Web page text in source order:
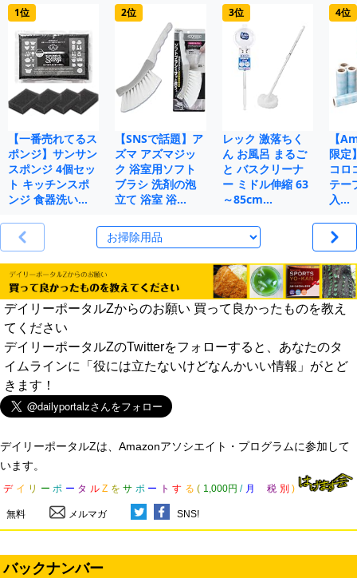
1位
【一番売れてるス
ポンジ】サンサン
スポンジ 4個セッ
ト キッチンスポ
ンジ 食器洗い…
2位
【SNSで話題】ア
ズマ アズマジッ
ク 浴室用ソフト
ブラシ 洗剤の泡
立て 浴室 浴…
3位
レック 激落ちく
ん お風呂 まるご
と バスクリーナ
ー ミドル伸縮 63
～85cm…
4位
【
限定
コロ
テー
入…
デイリーポータルZからのお願い 買って良かったものを教え
てください
デイリーポータルZのTwitterをフォローすると、あなたのタ
イムラインに「役には立たないけどなんかいい情報」がとど
きます！
デイリーポータルZは、Amazonアソシエイト・プログラムに参加して
います。
デ イ リ ー ポ ー タ ル Z を サ ポ ー ト す る ( 1,000円 / 月 税 別 )
無料 メルマガ SNS!
バックナンバー